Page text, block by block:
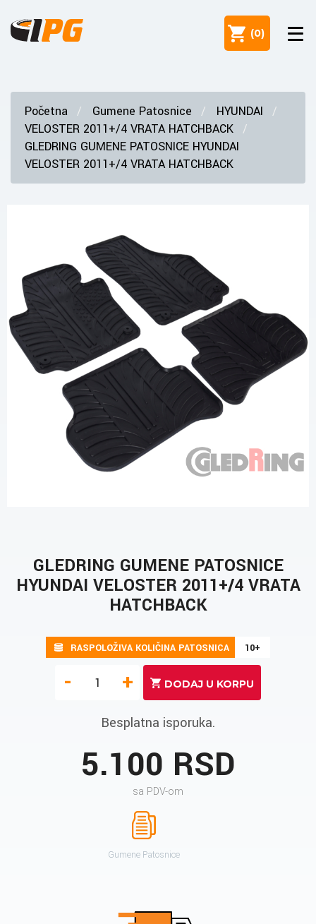
(0)
Početna Gumene Patosnice
HYUNDAI
VELOSTER 2011+/4 VRATA HATCHBACK
GLEDRING GUMENE PATOSNICE HYUNDAI
VELOSTER 2011+/4 VRATA HATCHBACK
GLEDRING GUMENE PATOSNICE
HYUNDAI VELOSTER 2011+/4 VRATA
HATCHBACK
RASPOLOŽIVA KOLIČINA PATOSNICA 10+
- +
Besplatna isporuka.
5.100 RSD
sa PDV-om
Gumene Patosnice